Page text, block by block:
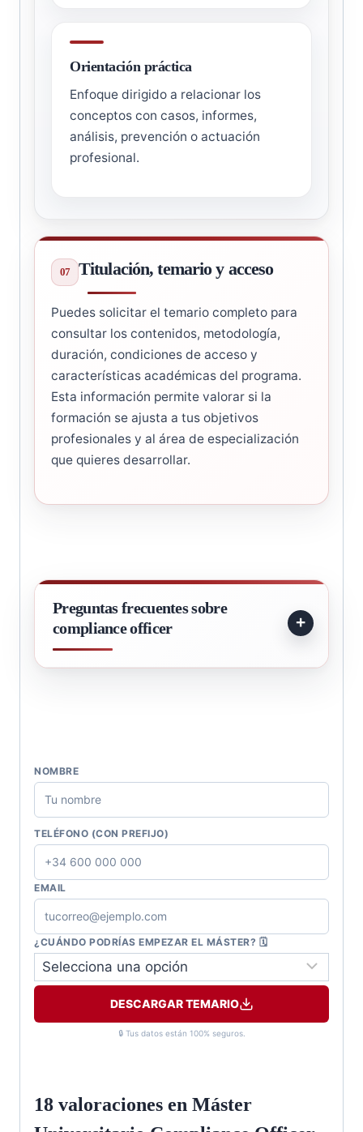
Orientación práctica
Enfoque dirigido a relacionar los
conceptos con casos, informes,
análisis, prevención o actuación
profesional.
Titulación, temario y acceso
Puedes solicitar el temario completo para
consultar los contenidos, metodología,
duración, condiciones de acceso y
características académicas del programa.
Esta información permite valorar si la
formación se ajusta a tus objetivos
profesionales y al área de especialización
que quieres desarrollar.
Preguntas frecuentes sobre
compliance officer
NOMBRE
TELÉFONO (CON PREFIJO)
EMAIL
¿CUÁNDO PODRÍAS EMPEZAR EL MÁSTER? 🗓️
DESCARGAR TEMARIO
🔒 Tus datos están 100% seguros.
18 valoraciones en Máster